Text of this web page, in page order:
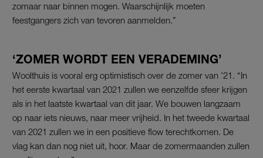
zomaar naar binnen mogen. Waarschijnlijk moeten
feestgangers zich van tevoren aanmelden.”
‘ZOMER WORDT EEN VERADEMING’
Woolthuis is vooral erg optimistisch over de zomer van ’21. “In
het eerste kwartaal van 2021 zullen we eenzelfde sfeer krijgen
als in het laatste kwartaal van dit jaar. We bouwen langzaam
op naar iets nieuws, naar meer vrijheid. In het tweede kwartaal
van 2021 zullen we in een positieve flow terechtkomen. De
vlag kan dan nog niet uit, hoor. Maar de zomermaanden zullen